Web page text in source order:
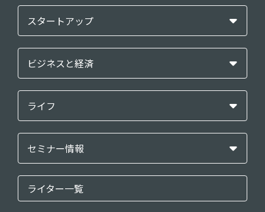
スタートアップ
ビジネスと経済
ライフ
セミナー情報
ライター一覧